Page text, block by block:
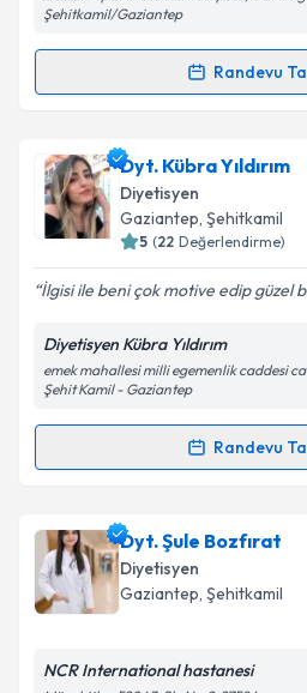
Şehitkamil/Gaziantep
Randevu
Randevu Takvimi Talebi
Dyt. Mustafa Çelikiçin
oluşturun. Size bu uzmandan
takvim hazırlandığında e-
Kişisel verilerimin
Metni'ni okudum ve
kapsamda işlenmesini
Dyt. Kübra Yıldırım
Diyetisyen
Gaziantep, Şehitkamil
5 (22 Değerlendirme)
İlgisi ile beni çok motive edip güzel
Diyetisyen Kübra Yıldırım
emek mahallesi milli egemenlik caddesi
Şehit Kamil - Gaziantep
Randevu
Randevu Takvimi Talebi
Dyt. Kübra Yıldırımiçin
oluşturun. Size bu uzmandan
takvim hazırlandığında e-
Dyt. Şule Bozfırat
Diyetisyen
Gaziantep, Şehitkamil
NCR International hastanesi